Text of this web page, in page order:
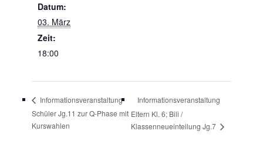
Datum:
03. März
Zeit:
18:00
Informationsveranstaltung
Schüler Jg.11 zur Q-Phase mit
Kurswahlen
Informationsveranstaltung
Eltern Kl. 6; Bili /
Klassenneueinteilung Jg.7